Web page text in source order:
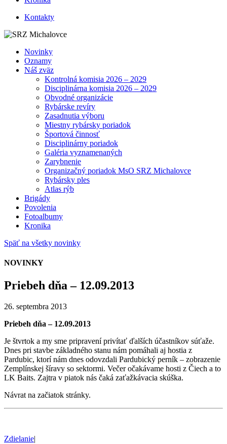
Kontakty
Novinky
Oznamy
Náš zväz
Kontrolná komisia 2026 – 2029
Disciplinárna komisia 2026 – 2029
Obvodné organizácie
Rybárske revíry
Zasadnutia výboru
Miestny rybársky poriadok
Športová činnosť
Disciplinárny poriadok
Galéria vyznamenaných
Zarybnenie
Organizačný poriadok MsO SRZ Michalovce
Rybársky ples
Atlas rýb
Brigády
Povolenia
Fotoalbumy
Kronika
Späť na všetky novinky
NOVINKY
Priebeh dňa – 12.09.2013
26. septembra 2013
Priebeh dňa – 12.09.2013
Je štvrtok a my sme pripravení privítať ďalších účastníkov súťaže.
Dnes pri stavbe základného stanu nám pomáhali aj hostia z
Pardubic, ktorí nám dnes odovzdali Pardubický perník – zobrazenie
Zemplínskej šíravy so sektormi. Večer očakávame hosti z Čiech a to
LK Baits. Zajtra v piatok nás čaká zaťažkávacia skúška.
Návrat na začiatok stránky.
Zdielanie|